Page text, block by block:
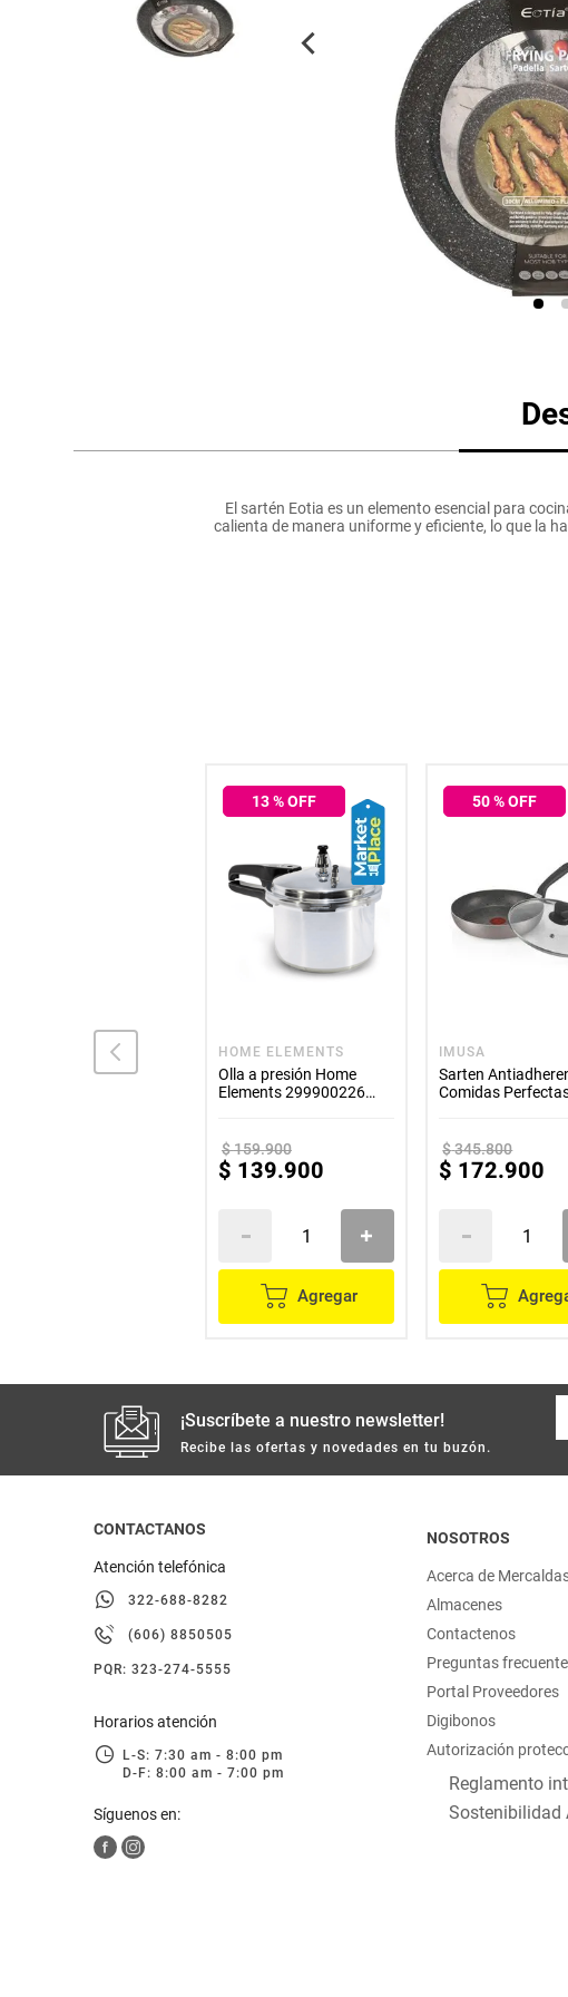
otros
El sartén Eotia es un elemento esencial para
calienta de manera uniforme y eficiente, lo que la
aliada UNIVERSAL
13% OFF
HOME ELEMENTS
Olla a presión Home
Elements 299900226
$159.900
$ 139.900
Agregar
50% OFF
IMUSA
Sarten
Comidas
$345.800
$ 172.900
¡Suscríbete a nuestro newsletter!
Recibe las ofertas y novedades en tu buzón.
CONTACTANOS
Atención telefónica
322-688-8282
(606) 8850505
PQR: 323-274-5555
Horarios atención
L-S: 7:30 am - 8:00 pm
D-F: 8:00 am - 7:00 pm
Síguenos en:
NOSOTROS
Acerca de
Almacenes
Contactenos
Preguntas
Portal Proveedores
Digibonos
Autorización
Reglamento
Sostenibilidad
Mantequilla